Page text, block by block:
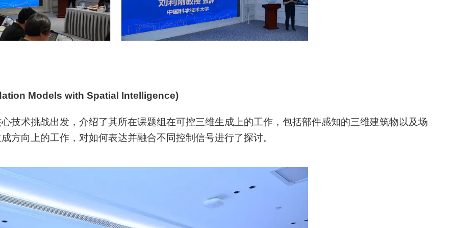
Models with Spatial Intelligence)
技术挑战出发，介绍了其所在课题组在可控三维生成上的工作，包括部件感知的三维建筑物以及场
方向上的工作，对如何表达并融合不同控制信号进行了探讨。